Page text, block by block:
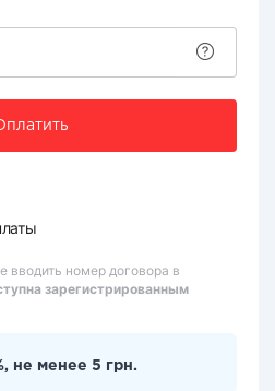
вводить номер договора в
зарегистрированным
не менее 5 грн.